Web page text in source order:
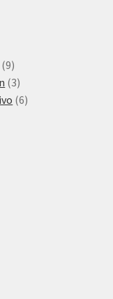
99
produktů
33
produkty
66